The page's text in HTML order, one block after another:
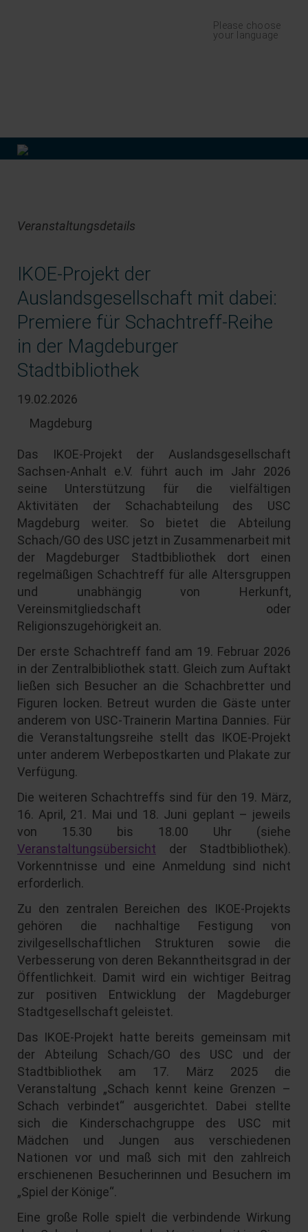
Navigation
überspringenPlease choose
your language
Veranstaltungsdetails
IKOE-Projekt der
Auslandsgesellschaft mit dabei:
Premiere für Schachtreff-Reihe
in der Magdeburger
Stadtbibliothek
19.02.2026
Magdeburg
Das IKOE-Projekt der Auslandsgesellschaft
Sachsen-Anhalt e.V. führt auch im Jahr 2026
seine Unterstützung für die vielfältigen
Aktivitäten der Schachabteilung des USC
Magdeburg weiter. So bietet die Abteilung
Schach/GO des USC jetzt in Zusammenarbeit mit
der Magdeburger Stadtbibliothek dort einen
regelmäßigen Schachtreff für alle Altersgruppen
und unabhängig von Herkunft,
Vereinsmitgliedschaft oder
Religionszugehörigkeit an.
Der erste Schachtreff fand am 19. Februar 2026
in der Zentralbibliothek statt. Gleich zum Auftakt
ließen sich Besucher an die Schachbretter und
Figuren locken. Betreut wurden die Gäste unter
anderem von USC-Trainerin Martina Dannies. Für
die Veranstaltungsreihe stellt das IKOE-Projekt
unter anderem Werbepostkarten und Plakate zur
Verfügung.
Die weiteren Schachtreffs sind für den 19. März,
16. April, 21. Mai und 18. Juni geplant – jeweils
von 15.30 bis 18.00 Uhr (siehe
Veranstaltungsübersicht der Stadtbibliothek).
Vorkenntnisse und eine Anmeldung sind nicht
erforderlich.
Zu den zentralen Bereichen des IKOE-Projekts
gehören die nachhaltige Festigung von
zivilgesellschaftlichen Strukturen sowie die
Verbesserung von deren Bekanntheitsgrad in der
Öffentlichkeit. Damit wird ein wichtiger Beitrag
zur positiven Entwicklung der Magdeburger
Stadtgesellschaft geleistet.
Das IKOE-Projekt hatte bereits gemeinsam mit
der Abteilung Schach/GO des USC und der
Stadtbibliothek am 17. März 2025 die
Veranstaltung „Schach kennt keine Grenzen –
Schach verbindet“ ausgerichtet. Dabei stellte
sich die Kinderschachgruppe des USC mit
Mädchen und Jungen aus verschiedenen
Nationen vor und maß sich mit den zahlreich
erschienenen Besucherinnen und Besuchern im
„Spiel der Könige“.
Eine große Rolle spielt die verbindende Wirkung